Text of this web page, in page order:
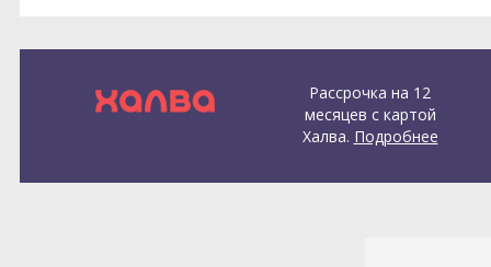
Рассрочка на 12
месяцев с картой
Халва. Подробнее